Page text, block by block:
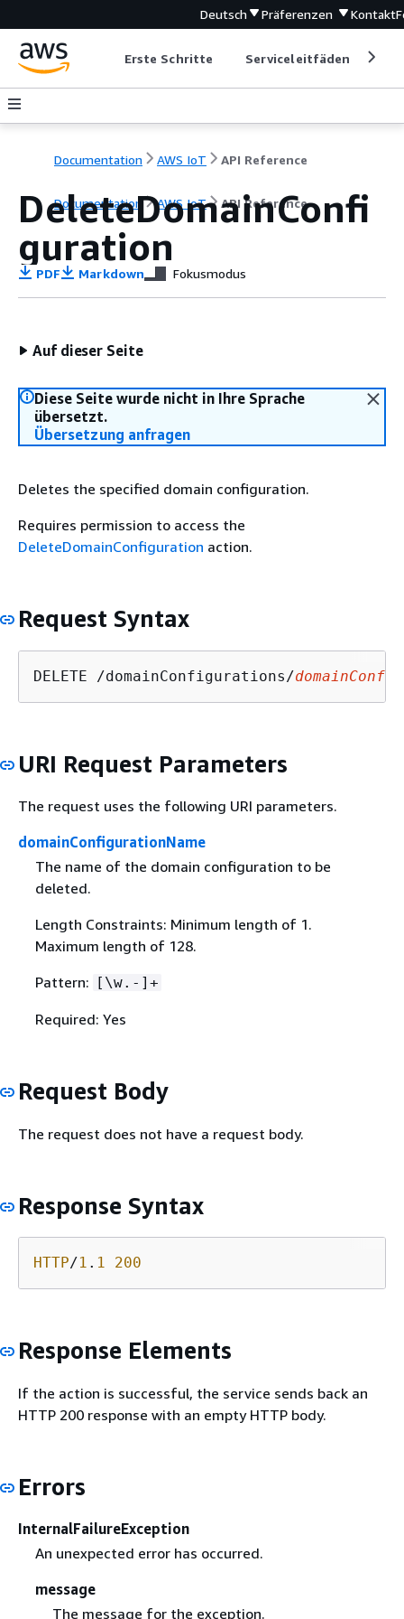
Deutsch Präferenzen Kontakt
Erste Schritte Serviceleitfäden
Documentation AWS IoT API Reference
Documentation AWS IoT API Reference
DeleteDomainConfi
guration
PDF Markdown Fokusmodus
Auf dieser Seite
Diese Seite wurde nicht in Ihre Sprache
übersetzt.
Übersetzung anfragen
Deletes the specified domain configuration.
Requires permission to access the
DeleteDomainConfiguration action.
Request Syntax
DELETE /domainConfigurations/
URI Request Parameters
The request uses the following URI parameters.
domainConfigurationName
The name of the domain configuration to be
deleted.
Length Constraints: Minimum length of 1.
Maximum length of 128.
Pattern: [\w.-]+
Required: Yes
Request Body
The request does not have a request body.
Response Syntax
HTTP/1 . 1 200
Response Elements
If the action is successful, the service sends back an
HTTP 200 response with an empty HTTP body.
Errors
InternalFailureException
An unexpected error has occurred.
message
The message for the exception.